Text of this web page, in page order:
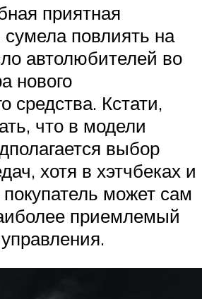
приятная
повлиять на
автолюбителей во
нового
средства. Кстати,
что в модели
выбор
хотя в хэтчбеках и
может сам
приемлемый